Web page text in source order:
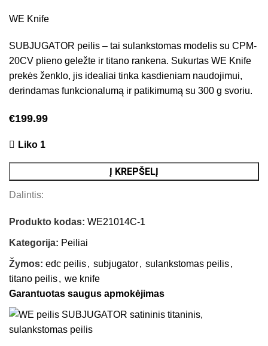
WE Knife
SUBJUGATOR peilis – tai sulankstomas modelis su CPM-
20CV plieno geležte ir titano rankena. Sukurtas WE Knife
prekės ženklo, jis idealiai tinka kasdieniam naudojimui,
derindamas funkcionalumą ir patikimumą su 300 g svoriu.
€199.99
Liko 1
Į KREPŠELĮ
Dalintis:
Produkto kodas:WE21014C-1
Kategorija: Peiliai
Žymos: edc peilis, subjugator, sulankstomas peilis,
titano peilis, we knife
Garantuotas saugus apmokėjimas